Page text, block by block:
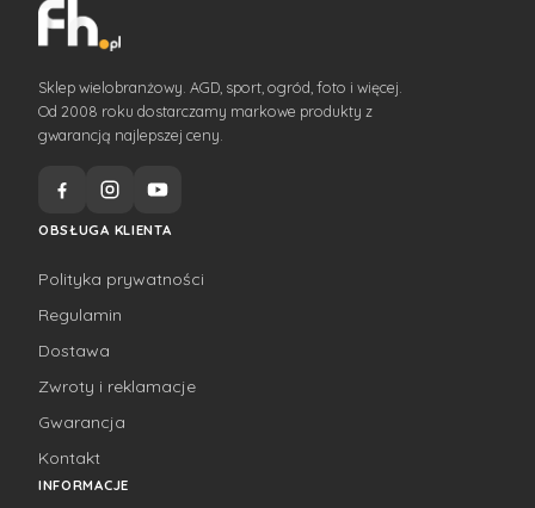
Sklep wielobranżowy. AGD, sport, ogród, foto i więcej.
Od 2008 roku dostarczamy markowe produkty z
gwarancją najlepszej ceny.
OBSŁUGA KLIENTA
Polityka prywatności
Regulamin
Dostawa
Zwroty i reklamacje
Gwarancja
Kontakt
INFORMACJE